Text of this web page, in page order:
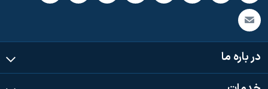
در باره ما